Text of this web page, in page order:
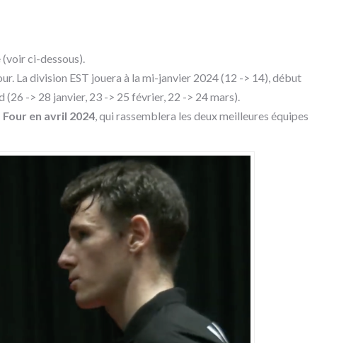
ci-dessous).
La division EST jouera à la mi-janvier 2024 (12 -> 14), début
(26 -> 28 janvier, 23 -> 25 février, 22 -> 24 mars).
Four en avril 2024, qui rassemblera les deux meilleures équipes